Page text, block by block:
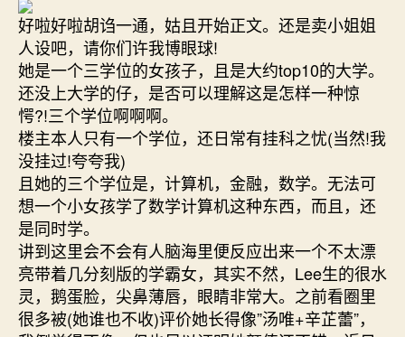
好啦好啦胡诌一通，姑且开始正文。还是卖小姐姐
人设吧，请你们许我博眼球!
她是一个三学位的女孩子，且是大约top10的大学。
还没上大学的仔，是否可以理解这是怎样一种惊
愕?!三个学位啊啊啊。
楼主本人只有一个学位，还日常有挂科之忧(当然!我
没挂过!夸夸我)
且她的三个学位是，计算机，金融，数学。无法可
想一个小女孩学了数学计算机这种东西，而且，还
是同时学。
讲到这里会不会有人脑海里便反应出来一个不太漂
亮带着几分刻版的学霸女，其实不然，Lee生的很水
灵，鹅蛋脸，尖鼻薄唇，眼睛非常大。之前看圈里
很多被(她谁也不收)评价她长得像”汤唯+辛芷蕾”，